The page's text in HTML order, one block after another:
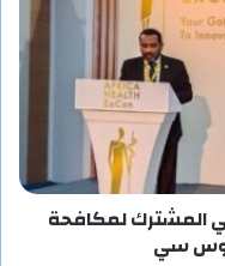
المشترك لمكافحة
سي